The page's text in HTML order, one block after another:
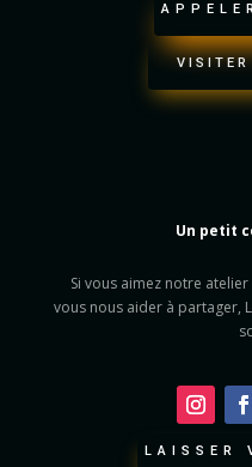
Un petit
Si vous aimez notre
vous nous aider à partager,
LAISSER